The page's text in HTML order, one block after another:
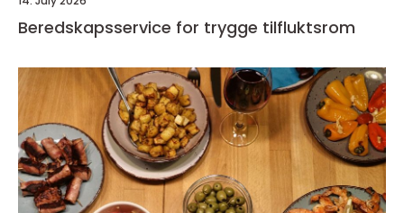
Beredskapsservice for trygge tilfluktsrom